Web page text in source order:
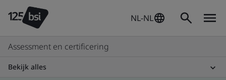
NL-NL
Assessment en certificering
Bekijk alles